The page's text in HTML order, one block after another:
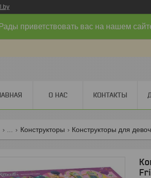
Рады приветствовать вас на нашем
О НАС КОНТАКТЫ
Конструкторы Конструкторы для